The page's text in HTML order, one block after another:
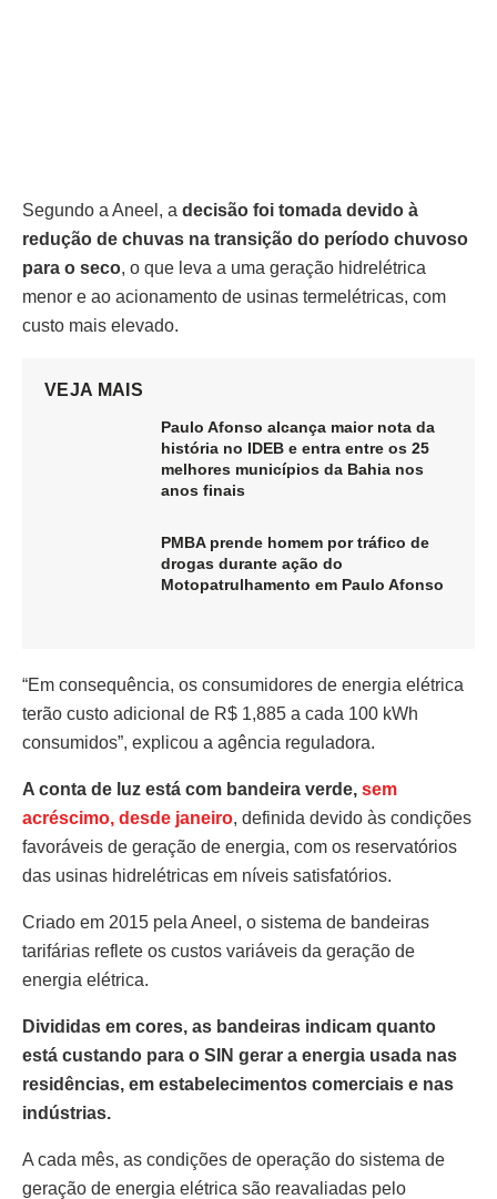
Segundo a Aneel, a decisão foi tomada devido à
redução de chuvas na transição do período chuvoso
para o seco, o que leva a uma geração hidrelétrica
menor e ao acionamento de usinas termelétricas, com
custo mais elevado.
VEJA MAIS
Paulo Afonso alcança maior nota da
história no IDEB e entra entre os 25
melhores municípios da Bahia nos
anos finais
PMBA prende homem por tráfico de
drogas durante ação do
Motopatrulhamento em Paulo Afonso
“Em consequência, os consumidores de energia elétrica
terão custo adicional de R$ 1,885 a cada 100 kWh
consumidos”, explicou a agência reguladora.
A conta de luz está com bandeira verde, sem
acréscimo, desde janeiro, definida devido às condições
favoráveis de geração de energia, com os reservatórios
das usinas hidrelétricas em níveis satisfatórios.
Criado em 2015 pela Aneel, o sistema de bandeiras
tarifárias reflete os custos variáveis da geração de
energia elétrica.
Divididas em cores, as bandeiras indicam quanto
está custando para o SIN gerar a energia usada nas
residências, em estabelecimentos comerciais e nas
indústrias.
A cada mês, as condições de operação do sistema de
geração de energia elétrica são reavaliadas pelo